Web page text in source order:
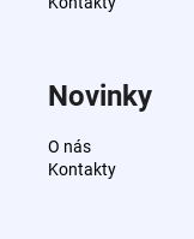
Novinky
O nás
Kontakty